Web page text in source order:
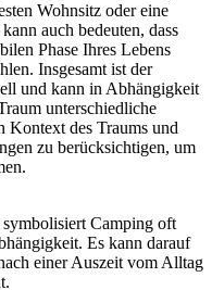
Wohnsitz oder eine
auch bedeuten, dass
Phase Ihres Lebens
Insgesamt ist der
und kann in Abhängigkeit
unterschiedliche
Kontext des Traums und
zu berücksichtigen, um
Camping oft
Es kann darauf
einer Auszeit vom Alltag